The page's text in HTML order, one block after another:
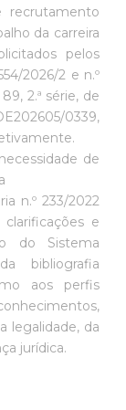
recrutamento
da carreira
pelos
2026/2 e n.º
2.ª série, de
0339,
de
n.º 233/2022
e
do Sistema
bibliografia
aos perfis
legalidade, da
jurídica.